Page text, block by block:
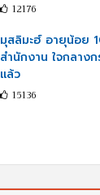
12176
มุสลิมะฮ์ อายุน้อย
สำนักงาน ใจกลาง
แล้ว
15136